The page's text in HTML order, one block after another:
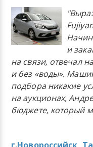
и
на связи, отвечал
и без «воды».
подбора никакие
на аукционах,
бюджете, который